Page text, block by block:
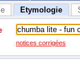
Etymologie
notices corrigées